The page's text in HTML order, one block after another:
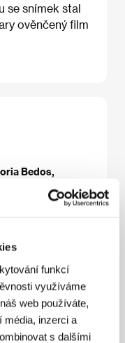
funkcí
využíváme
web používáte,
média, inzerci a
s dalšími
se snímek stal
ověnčený film
Bedos,
Sacha
Berman
Jerico, France 2
Production,
Viard,
Louane Emera,
M6) /